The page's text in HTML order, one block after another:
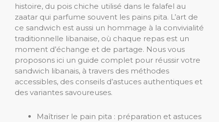
histoire, du pois chiche utilisé dans le falafel au
zaatar qui parfume souvent les pains pita. L’art de
ce sandwich est aussi un hommage à la convivialité
traditionnelle libanaise, où chaque repas est un
moment d’échange et de partage. Nous vous
proposons ici un guide complet pour réussir votre
sandwich libanais, à travers des méthodes
accessibles, des conseils d’astuces authentiques et
des variantes savoureuses.
Maîtriser le pain pita : préparation et astuces